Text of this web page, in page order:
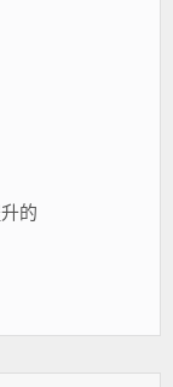
的